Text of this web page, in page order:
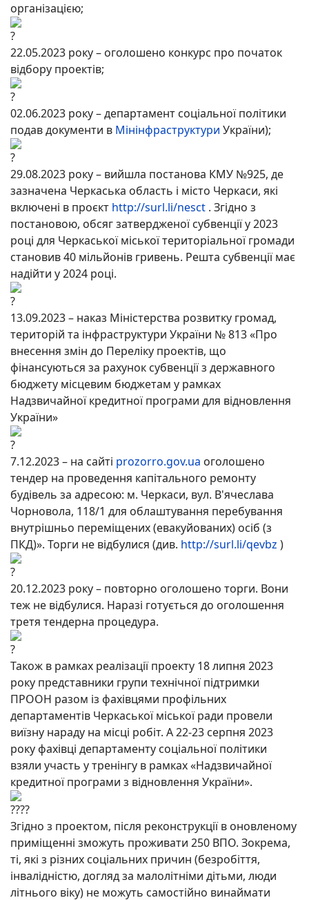
організацією;
22.05.2023 року – оголошено конкурс про початок
відбору проектів;
02.06.2023 року – департамент соціальної політики
подав документи в Мінінфраструктури України);
29.08.2023 року – вийшла постанова КМУ №925, де
зазначена Черкаська область і місто Черкаси, які
включені в проєкт http://surl.li/nesct . Згідно з
постановою, обсяг затвердженої субвенції у 2023
році для Черкаської міської територіальної громади
становив 40 мільйонів гривень. Решта субвенції має
надійти у 2024 році.
13.09.2023 – наказ Міністерства розвитку громад,
територій та інфраструктури України № 813 «Про
внесення змін до Переліку проектів, що
фінансуються за рахунок субвенції з державного
бюджету місцевим бюджетам у рамках
Надзвичайної кредитної програми для відновлення
України»
7.12.2023 – на сайті prozorro.gov.ua оголошено
тендер на проведення капітального ремонту
будівель за адресою: м. Черкаси, вул. В'ячеслава
Чорновола, 118/1 для облаштування перебування
внутрішньо переміщених (евакуйованих) осіб (з
ПКД)». Торги не відбулися (див. http://surl.li/qevbz )
20.12.2023 року – повторно оголошено торги. Вони
теж не відбулися. Наразі готується до оголошення
третя тендерна процедура.
Також в рамках реалізації проекту 18 липня 2023
року представники групи технічної підтримки
ПРООН разом із фахівцями профільних
департаментів Черкаської міської ради провели
виїзну нараду на місці робіт. А 22-23 серпня 2023
року фахівці департаменту соціальної політики
взяли участь у тренінгу в рамках «Надзвичайної
кредитної програми з відновлення України».
Згідно з проектом, після реконструкції в оновленому
приміщенні зможуть проживати 250 ВПО. Зокрема,
ті, які з різних соціальних причин (безробіття,
інвалідністю, догляд за малолітніми дітьми, люди
літнього віку) не можуть самостійно винаймати